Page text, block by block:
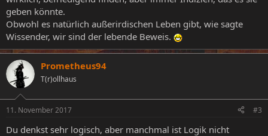
geben könnte.
Obwohl es natürlich außerirdischen Leben gibt, wie sagte
Wissender, wir sind der lebende Beweis.
Prometheus94
T(r)ollhaus
11. November 2017 #3
Du denkst sehr logisch, aber manchmal ist Logik nicht